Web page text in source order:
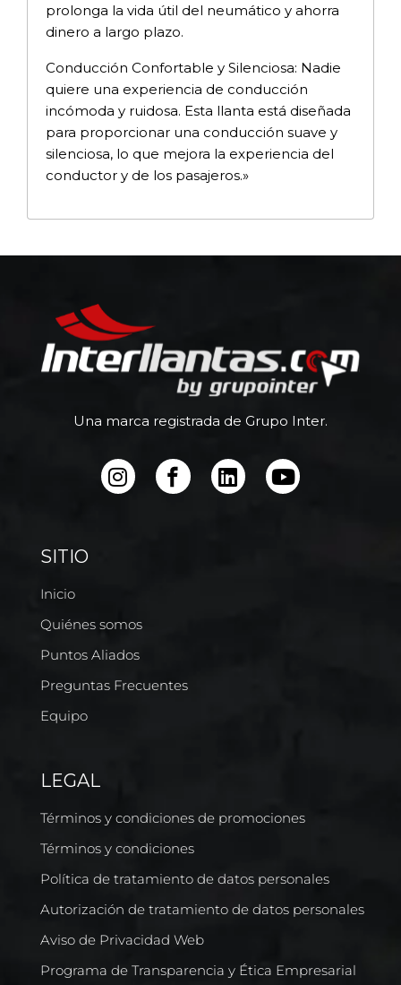
prolonga la vida útil del neumático y ahorra
dinero a largo plazo.
Conducción Confortable y Silenciosa: Nadie
quiere una experiencia de conducción
incómoda y ruidosa. Esta llanta está diseñada
para proporcionar una conducción suave y
silenciosa, lo que mejora la experiencia del
conductor y de los pasajeros.»
Una marca registrada de Grupo Inter.
SITIO
Inicio
Quiénes somos
Puntos Aliados
Preguntas Frecuentes
Equipo
LEGAL
Términos y condiciones de promociones
Términos y condiciones
Política de tratamiento de datos personales
Autorización de tratamiento de datos personales
Aviso de Privacidad Web
Programa de Transparencia y Ética Empresarial